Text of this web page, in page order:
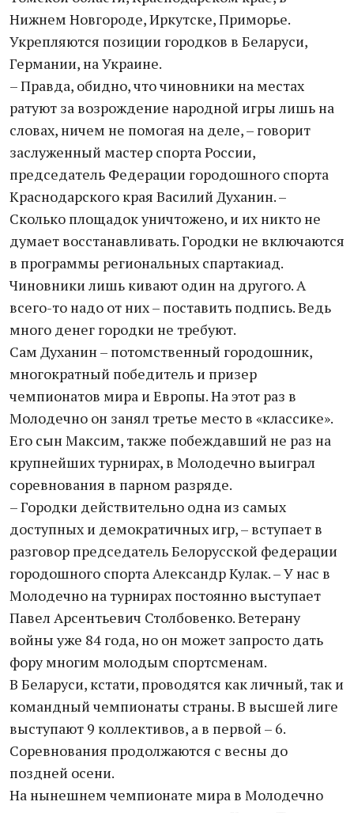
Нижнем Новгороде, Иркутске, Приморье.
Укрепляются позиции городков в Беларуси,
Германии, на Украине.
– Правда, обидно, что чиновники на местах
ратуют за возрождение народной игры лишь на
словах, ничем не помогая на деле, – говорит
заслуженный мастер спорта России,
председатель Федерации городошного спорта
Краснодарского края Василий Духанин. –
Сколько площадок уничтожено, и их никто не
думает восстанавливать. Городки не включаются
в программы региональных спартакиад.
Чиновники лишь кивают один на другого. А
всего-то надо от них – поставить подпись. Ведь
много денег городки не требуют.
Сам Духанин – потомственный городошник,
многократный победитель и призер
чемпионатов мира и Европы. На этот раз в
Молодечно он занял третье место в «классике».
Его сын Максим, также побеждавший не раз на
крупнейших турнирах, в Молодечно выиграл
соревнования в парном разряде.
– Городки действительно одна из самых
доступных и демократичных игр, – вступает в
разговор председатель Белорусской федерации
городошного спорта Александр Кулак. – У нас в
Молодечно на турнирах постоянно выступает
Павел Арсентьевич Столбовенко. Ветерану
войны уже 84 года, но он может запросто дать
фору многим молодым спортсменам.
В Беларуси, кстати, проводятся как личный, так и
командный чемпионаты страны. В высшей лиге
выступают 9 коллективов, а в первой – 6.
Соревнования продолжаются с весны до
поздней осени.
На нынешнем чемпионате мира в Молодечно